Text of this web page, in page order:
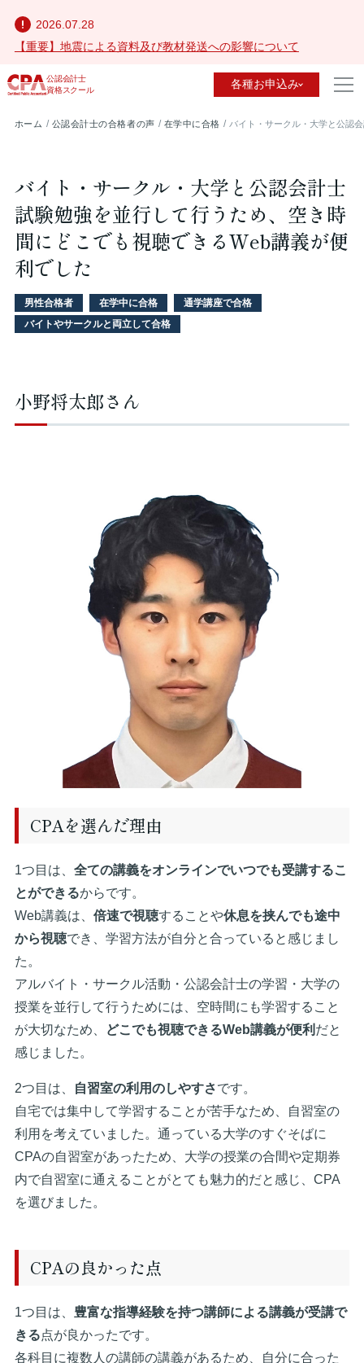
2026.07.28
【重要】地震による資料及び教材発送への影響について
公認会計士
資格スクール
各種お申込み
ホーム 公認会計士の合格者の声 在学中に合格 バイト・サークル・大学と公認
バイト・サークル・大学と公認会計士
試験勉強を並行して行うため、空き時
間にどこでも視聴できるWeb講義が便
利でした
男性合格者 在学中に合格
通学講座で合格
バイトやサークルと両立して合格
小野将太郎さん
CPAを選んだ理由
1つ目は、 全ての講義をオンラインでいつでも受講するこ
とができるからです。
Web講義は、 倍速で視聴することや休息を挟んでも途中
から視聴でき、学習方法が自分と合っていると感じまし
た。
アルバイト・サークル活動・公認会計士の学習・大学の
授業を並行して行うためには、空時間にも学習すること
が大切なため、
どこでも視聴できるWeb講義が便利 だと
感じました。
2つ目は、 自習室の利用のしやすさです。
自宅では集中して学習することが苦手なため、自習室の
利用を考えていました。通っている大学のすぐそばに
CPAの自習室があったため、大学の授業の合間や定期券
内で自習室に通えることがとても魅力的だと感じ、CPA
を選びました。
CPAの良かった点
1つ目は、 豊富な指導経験を持つ講師による講義が受講で
きる点が良かったです。
各科目に複数人の講師の講義があるため、自分に合った